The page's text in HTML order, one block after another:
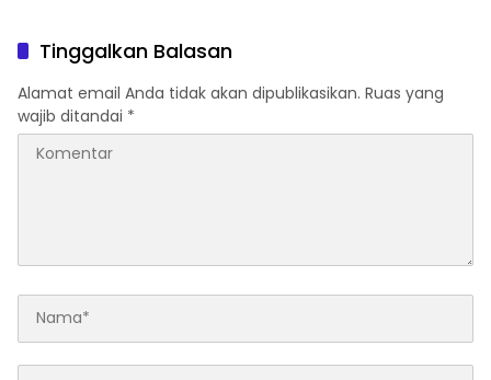
Tinggalkan Balasan
Alamat email Anda tidak akan dipublikasikan. Ruas yang
wajib ditandai *